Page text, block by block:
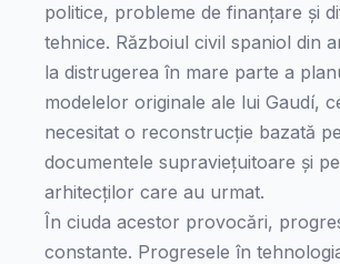
politice, probleme de finanțare și
tehnice. Războiul civil spaniol din
la distrugerea în mare parte a
modelelor originale ale lui Gaudí,
necesitat o reconstrucție bazată pe
documentele supraviețuitoare și
arhitecților care au urmat.
În ciuda acestor provocări,
constante. Progresele în